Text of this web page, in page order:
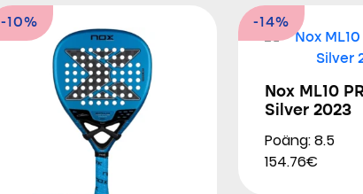
-10% -14%
Nox ML10
Silver 2023
Poäng: 8.5
154.76€